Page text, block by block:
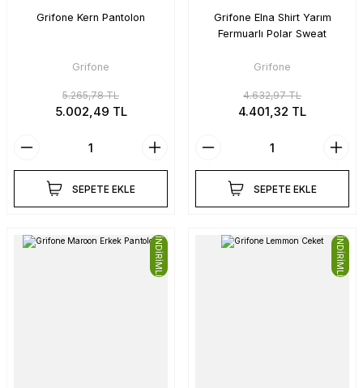
Grifone Kern Pantolon
Grifone
5.265,78 TL
5.002,49 TL
SEPETE EKLE
Grifone Elna Shirt Yarım
Fermuarlı Polar Sweat
Grifone
4.632,97 TL
4.401,32 TL
SEPETE EKLE
İNDİRİMLİ İNDİRİMLİ